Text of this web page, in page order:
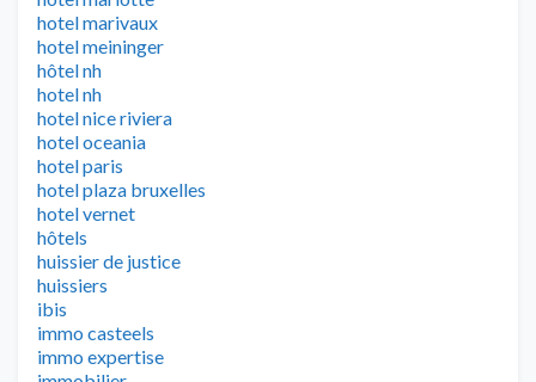
hotel marivaux
hotel meininger
hôtel nh
hotel nh
hotel nice riviera
hotel oceania
hotel paris
hotel plaza bruxelles
hotel vernet
hôtels
huissier de justice
huissiers
ibis
immo casteels
immo expertise